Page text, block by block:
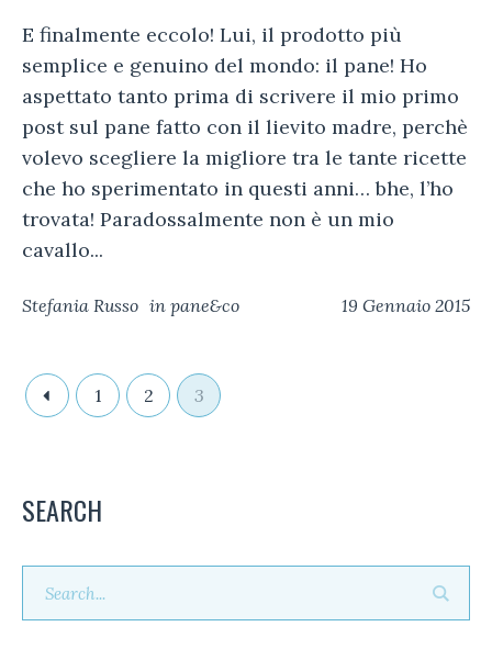
E finalmente eccolo! Lui, il prodotto più
semplice e genuino del mondo: il pane! Ho
aspettato tanto prima di scrivere il mio primo
post sul pane fatto con il lievito madre, perchè
volevo scegliere la migliore tra le tante ricette
che ho sperimentato in questi anni… bhe, l’ho
trovata! Paradossalmente non è un mio
cavallo...
19 Gennaio 2015
Stefania Russo in pane&co
1 2 3
SEARCH